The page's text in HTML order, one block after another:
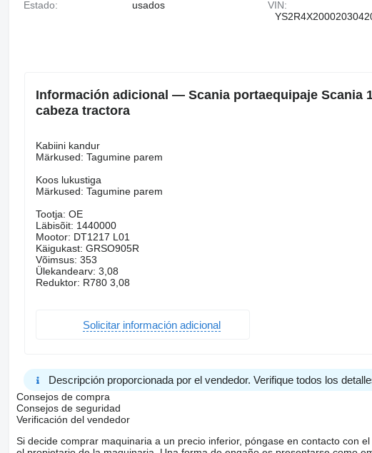
Estado: usados
VIN:
Información adicional — Scania portaequipaje Scania
cabeza tractora
Kabiini kandur
Märkused: Tagumine parem
Koos lukustiga
Märkused: Tagumine parem
Tootja: OE
Läbisõit: 1440000
Mootor: DT1217 L01
Käigukast: GRSO905R
Võimsus: 353
Ülekandearv: 3,08
Reduktor: R780 3,08
Solicitar información adicional
Descripción proporcionada por el vendedor. Verifique todos los
Consejos de compra
Consejos de seguridad
Verificación del vendedor
Si decide comprar maquinaria a un precio inferior, póngase en contacto con